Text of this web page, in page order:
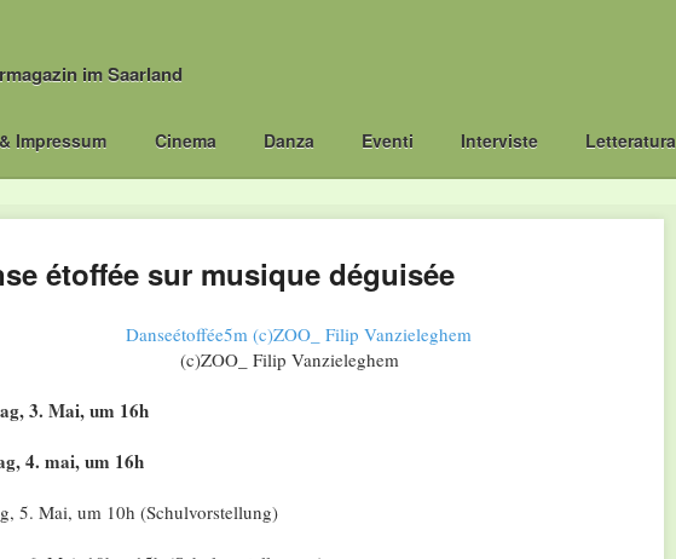
im Saarland
Impressum Cinema Danza Eventi Interviste Letteratura
étoffée sur musique déguisée
(c)ZOO_ Filip Vanzieleghem
3. Mai, um 16h
4. mai, um 16h
5. Mai, um 10h (Schulvorstellung)